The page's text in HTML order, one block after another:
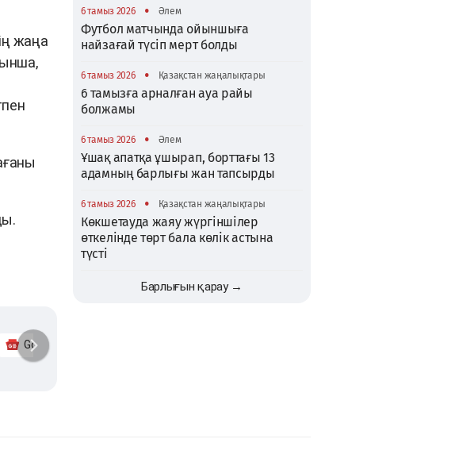
жаңа
Google News
6 тамыз 2026 • Әлем
Футбол матчында ойыншыға
найзағай түсіп мерт болды
6 тамыз 2026 • Қазақстан жаңалықтары
6 тамызға арналған ауа райы
болжамы
6 тамыз 2026 • Әлем
Ұшақ апатқа ұшырап, борттағы 13
адамның барлығы жан тапсырды
6 тамыз 2026 • Қазақстан жаңалықтары
Көкшетауда жаяу жүргіншілер
өткелінде төрт бала көлік астына
түсті
Барлығын қарау →